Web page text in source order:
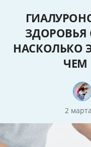
ЗДОРОВЬЯ
НАСКОЛЬКО
ЧЕМ
2 марта